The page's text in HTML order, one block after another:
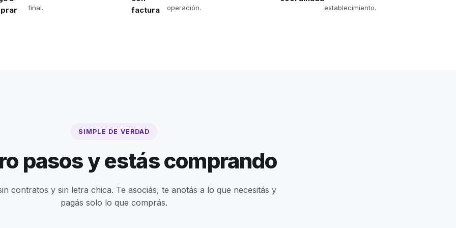
final.
factura
operación.
establecimiento.
SIMPLE DE VERDAD
pasos y estás comprando
contratos y sin letra chica. Te asociás, te anotás a lo que necesitás y
pagás solo lo que comprás.